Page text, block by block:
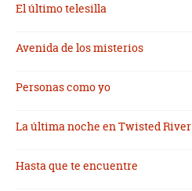
El último telesilla
Avenida de los misterios
Personas como yo
La última noche en Twisted River
Hasta que te encuentre